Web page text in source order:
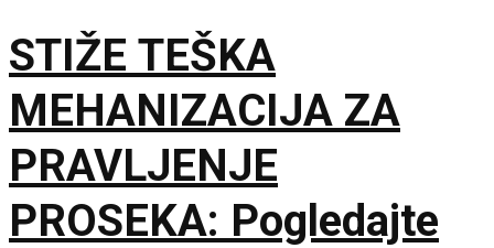
STIŽE TEŠKA
MEHANIZACIJA ZA
PRAVLJENJE
PROSEKA: Pogledajte